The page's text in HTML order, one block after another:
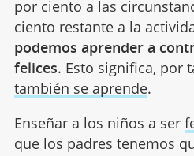
por ciento a las
ciento restante a la
podemos aprender a
felices. Esto significa, por
también se aprende.
Enseñar a los niños a ser
que los padres tenemos